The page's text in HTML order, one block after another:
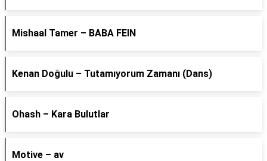
Mishaal Tamer – BABA FEIN
Kenan Doğulu – Tutamıyorum Zamanı (Dans)
Ohash – Kara Bulutlar
Motive – av